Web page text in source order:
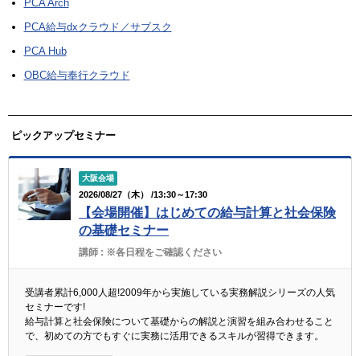
PCA Arch
PCA給与dxクラウド／サブスク
PCA Hub
OBC給与奉行クラウド
ピックアップセミナー
大阪会場
2026/08/27（木） /13:30～17:30
【会場開催】はじめての給与計算と社会保険
の基礎セミナー
講師 : ※各日程をご確認ください
受講者累計6,000人超!2009年から実施している実務解説シリーズの人気
セミナーです!
給与計算と社会保険について基礎からの解説と演習を組み合わせること
で、初めての方でもすぐに実務に活用できるスキルが習得できます。